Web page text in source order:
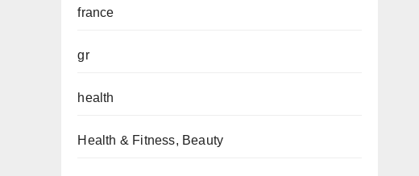
france
gr
health
Health & Fitness, Beauty